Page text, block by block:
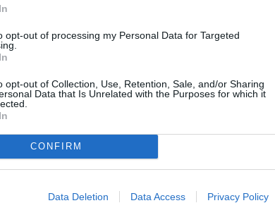
opt-out of processing my Personal Data for Targeted
opt-out of Collection, Use, Retention, Sale, and/or Sharing
Data that Is Unrelated with the Purposes for which it
CONFIRM
Data Deletion Data Access Privacy Policy